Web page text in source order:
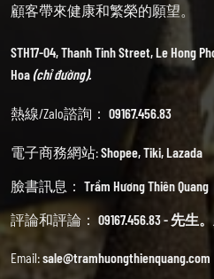
顧客帶來健康和繁榮的願望。
STH17-04, Thanh Tinh Street, Le Hong
Hoa(chỉ đường).
熱線/Zalo諮詢： 09167.456.83
電子商務網站:Shopee,Tiki,Lazada
臉書訊息： Trầm Hương Thiên Quang
評論和評論： 09167.456.83 - 先生
Email:sale@tramhuongthienquang.com